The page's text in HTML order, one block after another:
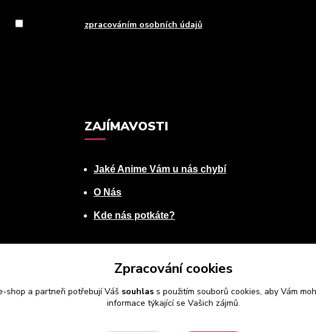
zpracováním osobních údajůza účelem rozesílky
ZAJÍMAVOSTI
Jaké Anime Vám u nás chybí
O Nás
Kde nás potkáte?
Zpracování cookies
shop a partneři potřebují Váš souhlass použitím souborů cookies, aby Vám
informace týkající se Vašich zájmů.